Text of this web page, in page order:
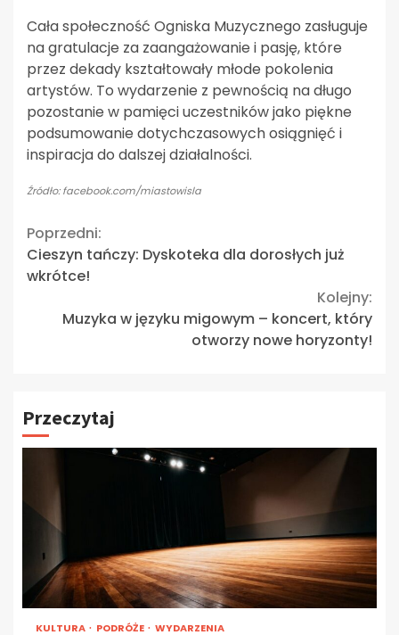
Cała społeczność Ogniska Muzycznego zasługuje
na gratulacje za zaangażowanie i pasję, które
przez dekady kształtowały młode pokolenia
artystów. To wydarzenie z pewnością na długo
pozostanie w pamięci uczestników jako piękne
podsumowanie dotychczasowych osiągnięć i
inspiracja do dalszej działalności.
Źródło: facebook.com/miastowisla
Continue
Reading
Poprzedni:
Cieszyn tańczy: Dyskoteka dla dorosłych już
wkrótce!
Kolejny:
Muzyka w języku migowym – koncert, który
otworzy nowe horyzonty!
Przeczytaj
KULTURA PODRÓŻE WYDARZENIA